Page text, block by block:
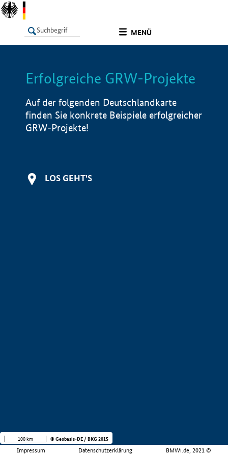
MENÜ
LISTE Info
Erfolgreiche GRW-Projekte
Auf der folgenden Deutschlandkarte
finden Sie konkrete Beispiele erfolgreicher
GRW-Projekte!
LOS GEHT'S
Impressum Datenschutzerklärung BMWi.de, 2021 ©
100 km © Geobasis-DE / BKG 2015